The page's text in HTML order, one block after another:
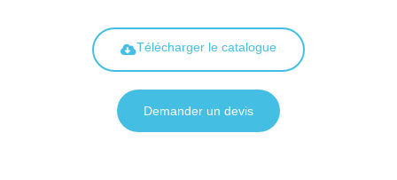
Télécharger le catalogue
Demander un devis